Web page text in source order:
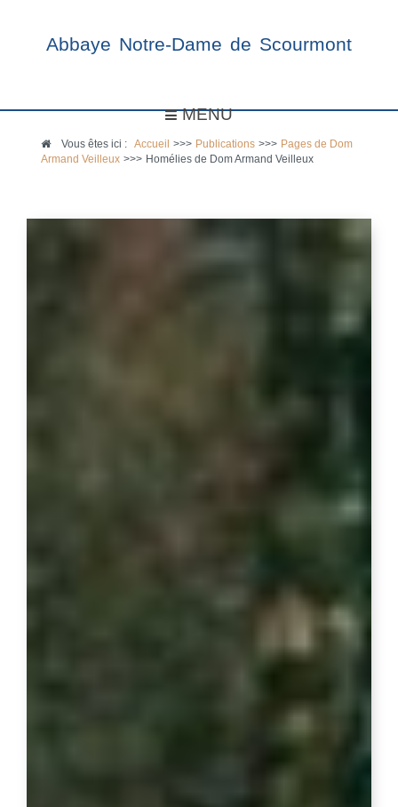
Abbaye Notre-Dame de Scourmont
MENU
Vous êtes ici :Accueil >>> Publications >>> Pages de Dom
Armand Veilleux >>> Homélies de Dom Armand Veilleux